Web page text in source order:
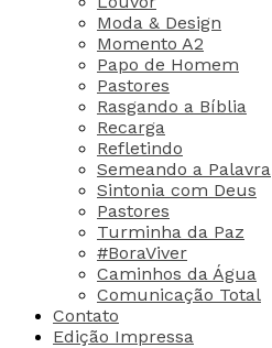
Moda & Design
Momento A2
Papo de Homem
Pastores
Rasgando a Bíblia
Recarga
Refletindo
Semeando a Palavra
Sintonia com Deus
Pastores
Turminha da Paz
#BoraViver
Caminhos da Água
Comunicação Total
Contato
Edição Impressa